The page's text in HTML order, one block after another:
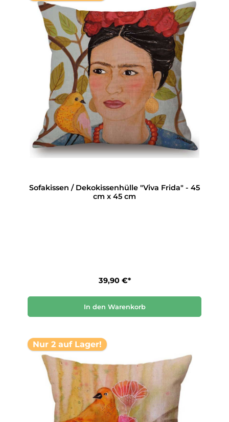
Sofakissen / Dekokissenhülle "Viva Frida" - 45
cm x 45 cm
39,90 €*
In den Warenkorb
Nur 2 auf Lager!